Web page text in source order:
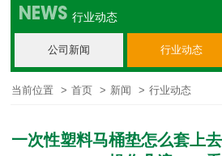
NEWS 行业动态
公司新闻 行业动态
当前位置 > 首页 > 新闻 > 行业动态
一次性塑料马桶垫怎么套上